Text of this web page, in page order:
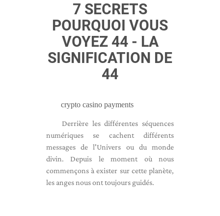
7 SECRETS
POURQUOI VOUS
VOYEZ 44 - LA
SIGNIFICATION DE
44
crypto casino payments
Derrière les différentes séquences
numériques se cachent différents
messages de l'Univers ou du monde
divin. Depuis le moment où nous
commençons à exister sur cette planète,
les anges nous ont toujours guidés.